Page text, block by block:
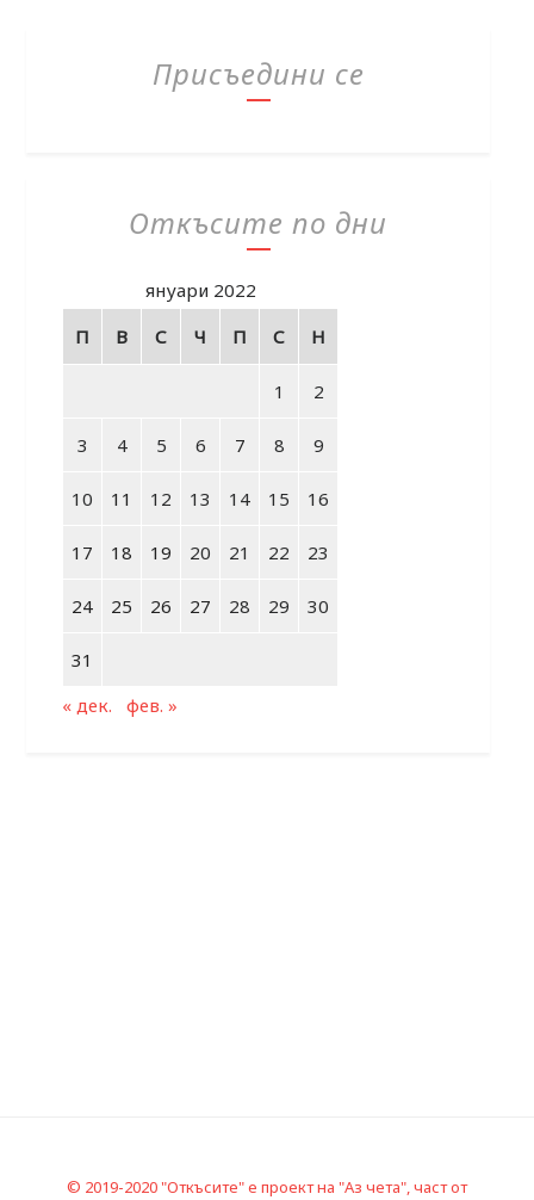
Присъедини се
Откъсите по дни
януари 2022
П
В С Ч П С Н
1 2
3 4 5 6 7 8 9
10 11 12 13 14 15 16
17 18 19 20 21 22 23
24 25 26 27 28 29 30
31
« дек.
фев. »
© 2019-2020 "Откъсите" е проект на "Аз чета", част от